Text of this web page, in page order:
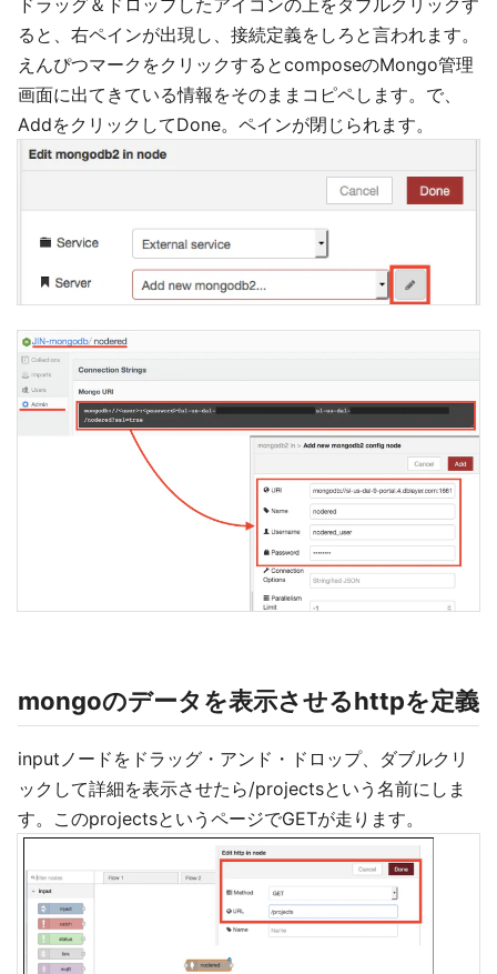
ると、右ペインが出現し、接続定義をしろと言われます。
えんぴつマークをクリックするとcomposeのMongo管理
画面に出てきている情報をそのままコピペします。で、
AddをクリックしてDone。ペインが閉じられます。
mongoのデータを表示させるhttpを定義
inputノードをドラッグ・アンド・ドロップ、ダブルクリ
ックして詳細を表示させたら/projectsという名前にしま
す。このprojectsというページでGETが走ります。